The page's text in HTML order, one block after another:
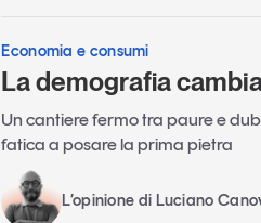
Economia e consumi
La demografia
Un cantiere fermo tra paure e
fatica a posare la prima pietra
L’opinione di Luciano